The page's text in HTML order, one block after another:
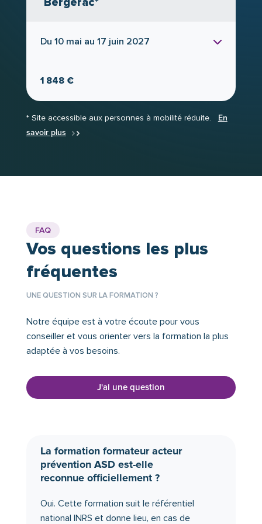
de votre organisation.
Du 10 mai au 17 juin 2027
1 848 €
* Site accessible aux personnes à mobilité réduite. En
savoir plus
FAQ
Vos questions les plus
fréquentes
UNE QUESTION SUR LA FORMATION ?
Notre équipe est à votre écoute pour vous
conseiller et vous orienter vers la formation la plus
adaptée à vos besoins.
J'ai une question
La formation formateur acteur
prévention ASD est-elle
reconnue officiellement ?
Oui. Cette formation suit le référentiel
national INRS et donne lieu, en cas de